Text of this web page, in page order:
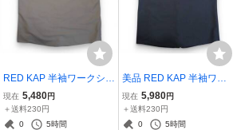
RED KAP 半袖ワークシャ
ツ XL●SUNMIT CITY BRE
WERY CRAFT BEER FO
RT WAYNE レッドキャッ
現在 5,480円
＋送料230円
0
5時間
美品 RED KAP 半袖ワー
クシャツ L●MODERNWO
OD DESIGN Babayan●洗
濯プレス済●ネコポス可●
現在 5,980円
＋送料230円
0
5時間